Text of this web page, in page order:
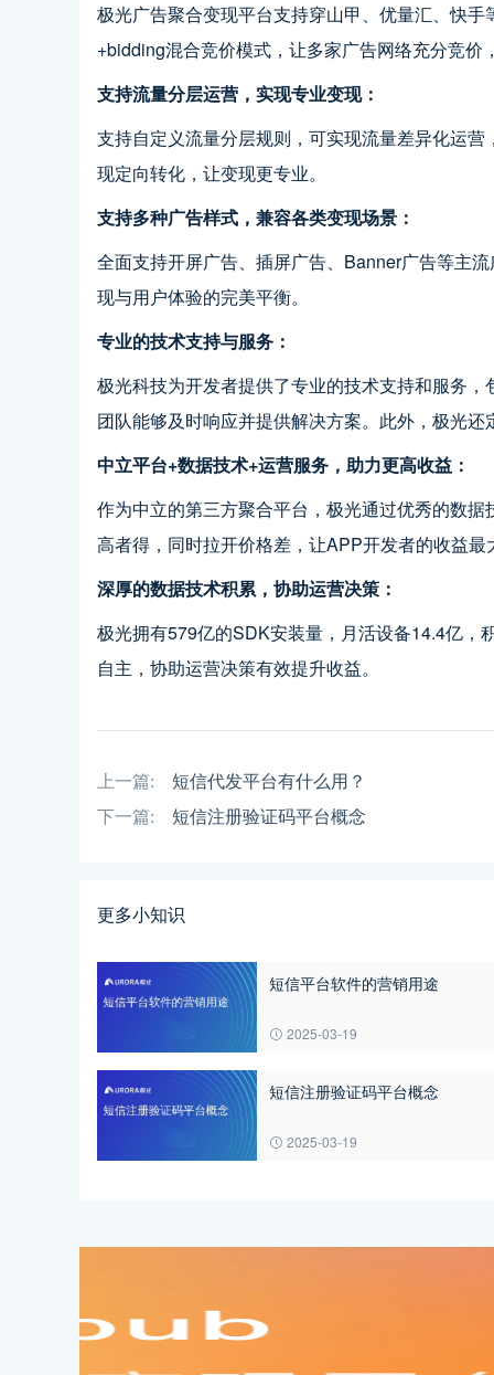
极光广告聚合变现平台支持穿山甲、优量汇、快
+bidding混合竞价模式，让多家广告网络充分竞
支持流量分层运营，实现专业变现：
支持自定义流量分层规则，可实现流量差异化运
现定向转化，让变现更专业。
支持多种广告样式，兼容各类变现场景：
全面支持开屏广告、插屏广告、Banner广告等主
现与用户体验的完美平衡。
专业的技术支持与服务：
极光科技为开发者提供了专业的技术支持和服务
团队能够及时响应并提供解决方案。此外，极光
中立平台+数据技术+运营服务，助力更高收益：
作为中立的第三方聚合平台，极光通过优秀的数
高者得，同时拉开价格差，让APP开发者的收益最
深厚的数据技术积累，协助运营决策：
极光拥有579亿的SDK安装量，月活设备14.4亿，
自主，协助运营决策有效提升收益。
上一篇:
短信代发平台有什么用？
下一篇:
短信注册验证码平台概念
更多小知识
短信平台软件的营销用途
2025-03-19
短信注册验证码平台概念
2025-03-19